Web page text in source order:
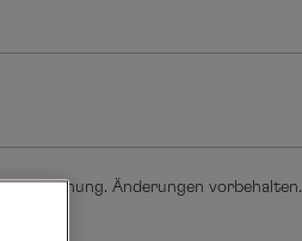
in Planung. Änderungen vorbehalten.